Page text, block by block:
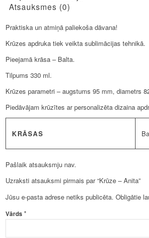
Atsauksmes (0)
Praktiska un atmiņā paliekoša dāvana!
Krūzes apdruka tiek veikta sublimācijas tehnikā.
Pieejamā krāsa – Balta.
Tilpums 330 ml.
Krūzes parametri – augstums 95 mm, diametrs
Piedāvājam krūzītes ar personalizēta dizaina
KRĀSAS
Pašlaik atsauksmju nav.
Uzraksti atsauksmi pirmais par “Krūze – Anita”
Jūsu e-pasta adrese netiks publicēta. Obligātie
Vārds*